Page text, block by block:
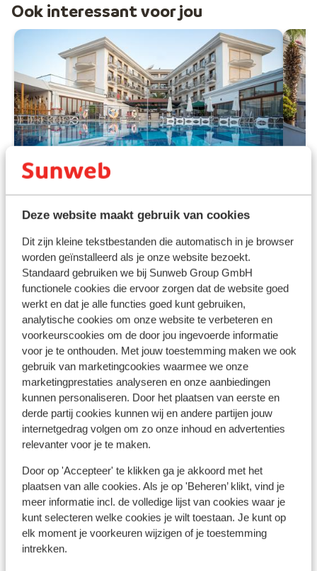
Deze website maakt gebruik van cookies
Dit zijn kleine tekstbestanden die automatisch in je browser
worden geïnstalleerd als je onze website bezoekt.
Standaard gebruiken we bij Sunweb Group GmbH
functionele cookies die ervoor zorgen dat de website goed
werkt en dat je alle functies goed kunt gebruiken,
analytische cookies om onze website te verbeteren en
voorkeurscookies om de door jou ingevoerde informatie
voor je te onthouden. Met jouw toestemming maken we ook
gebruik van marketingcookies waarmee we onze
marketingprestaties analyseren en onze aanbiedingen
kunnen personaliseren. Door het plaatsen van eerste en
derde partij cookies kunnen wij en andere partijen jouw
internetgedrag volgen om zo onze inhoud en advertenties
relevanter voor je te maken.
Door op 'Accepteer' te klikken ga je akkoord met het
plaatsen van alle cookies. Als je op 'Beheren’ klikt, vind je
meer informatie incl. de volledige lijst van cookies waar je
kunt selecteren welke cookies je wilt toestaan. Je kunt op
elk moment je voorkeuren wijzigen of je toestemming
intrekken.
Ook interessant voor jou
Hotel Pasa Garden Beach
Marmaris Zuid-Egeïsche Kust Turkije
Direct aan het zandstrand
Speeltuintje voor kinderen
Ruime en moderne kamers
Vr 9 Okt. - Wo 14 Okt.
All-inclusive 2pers.
vanaf prijs p.p.
€ 550
Bekijk
Andere accommodaties in Zuid-
Egeïsche Kust
Hotel Marbella